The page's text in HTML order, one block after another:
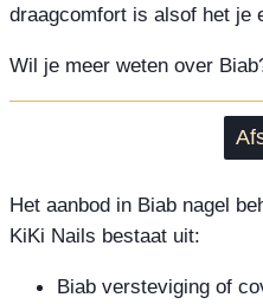
draagcomfort is alsof het je
Wil je meer weten over
Het aanbod in Biab nagel
KiKi Nails bestaat uit:
Biab versteviging of